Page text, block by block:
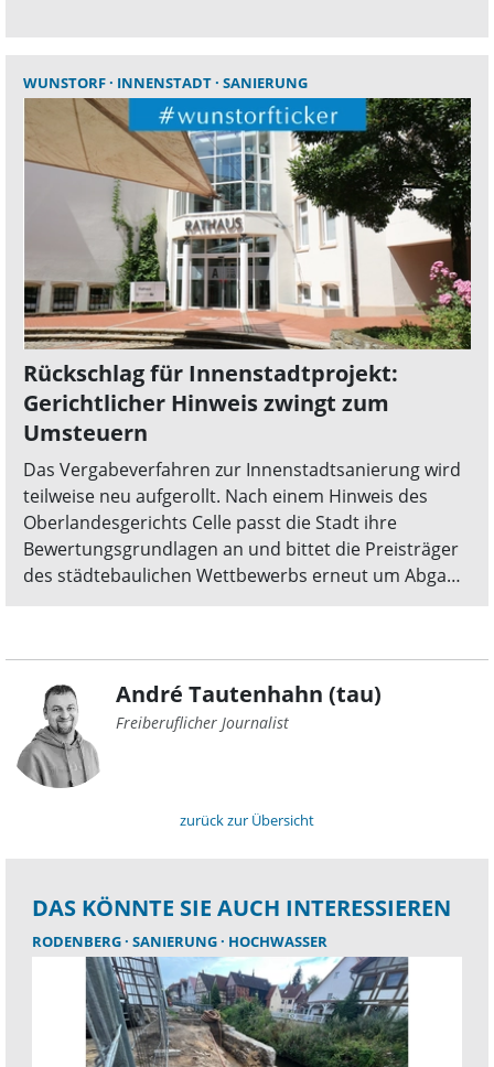
WUNSTORF INNENSTADT SANIERUNG
Rückschlag für Innenstadtprojekt:
Gerichtlicher Hinweis zwingt zum
Umsteuern
Das Vergabeverfahren zur Innenstadtsanierung wird
teilweise neu aufgerollt. Nach einem Hinweis des
Oberlandesgerichts Celle passt die Stadt ihre
Bewertungsgrundlagen an und bittet die Preisträger
des städtebaulichen Wettbewerbs erneut um Abgabe
André Tautenhahn (tau)
Freiberuflicher Journalist
zurück zur Übersicht
DAS KÖNNTE SIE AUCH INTERESSIEREN
RODENBERG SANIERUNG HOCHWASSER